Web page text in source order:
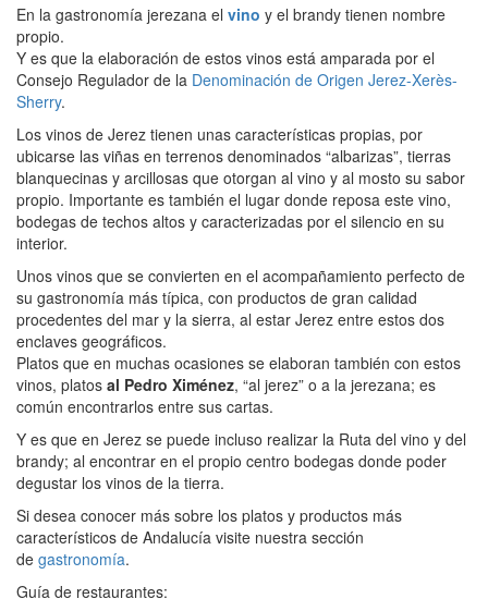
En la gastronomía jerezana el vino y el brandy tienen nombre
propio.
Y es que la elaboración de estos vinos está amparada por el
Consejo Regulador de la Denominación de Origen Jerez-Xerès-
Sherry.
Los vinos de Jerez tienen unas características propias, por
ubicarse las viñas en terrenos denominados “albarizas”, tierras
blanquecinas y arcillosas que otorgan al vino y al mosto su sabor
propio. Importante es también el lugar donde reposa este vino,
bodegas de techos altos y caracterizadas por el silencio en su
interior.
Unos vinos que se convierten en el acompañamiento perfecto de
su gastronomía más típica, con productos de gran calidad
procedentes del mar y la sierra, al estar Jerez entre estos dos
enclaves geográficos.
Platos que en muchas ocasiones se elaboran también con estos
vinos, platos al Pedro Ximénez, “al jerez” o a la jerezana; es
común encontrarlos entre sus cartas.
Y es que en Jerez se puede incluso realizar la Ruta del vino y del
brandy; al encontrar en el propio centro bodegas donde poder
degustar los vinos de la tierra.
Si desea conocer más sobre los platos y productos más
característicos de Andalucía visite nuestra sección
de gastronomía.
Guía de restaurantes: